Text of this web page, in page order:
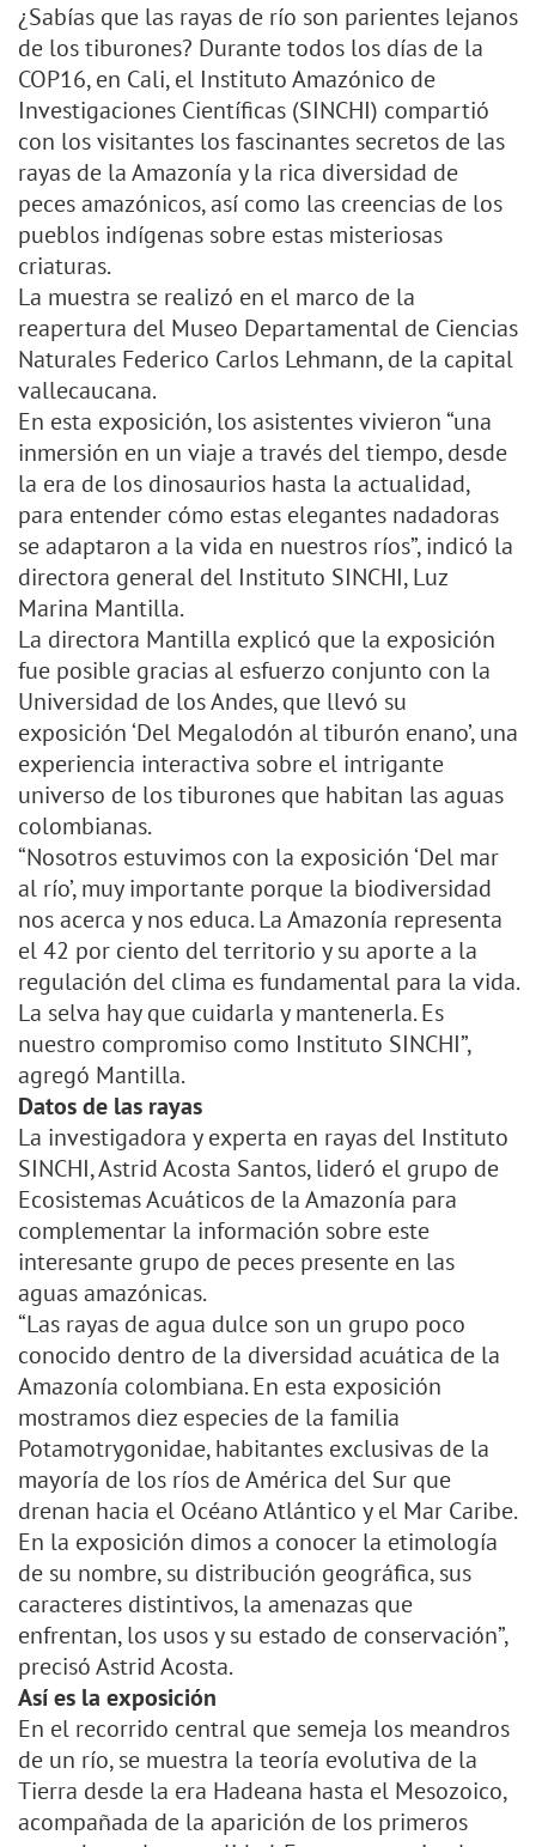
¿Sabías que las rayas de río son parientes lejanos
de los tiburones? Durante todos los días de la
COP16, en Cali, el Instituto Amazónico de
Investigaciones Científicas (SINCHI) compartió
con los visitantes los fascinantes secretos de las
rayas de la Amazonía y la rica diversidad de
peces amazónicos, así como las creencias de los
pueblos indígenas sobre estas misteriosas
criaturas.
La muestra se realizó en el marco de la
reapertura del Museo Departamental de Ciencias
Naturales Federico Carlos Lehmann, de la capital
vallecaucana.
En esta exposición, los asistentes vivieron “una
inmersión en un viaje a través del tiempo, desde
la era de los dinosaurios hasta la actualidad,
para entender cómo estas elegantes nadadoras
se adaptaron a la vida en nuestros ríos”, indicó la
directora general del Instituto SINCHI, Luz
Marina Mantilla.
La directora Mantilla explicó que la exposición
fue posible gracias al esfuerzo conjunto con la
Universidad de los Andes, que llevó su
exposición ‘Del Megalodón al tiburón enano’, una
experiencia interactiva sobre el intrigante
universo de los tiburones que habitan las aguas
colombianas.
“Nosotros estuvimos con la exposición ‘Del mar
al río’, muy importante porque la biodiversidad
nos acerca y nos educa. La Amazonía representa
el 42 por ciento del territorio y su aporte a la
regulación del clima es fundamental para la vida.
La selva hay que cuidarla y mantenerla. Es
nuestro compromiso como Instituto SINCHI”,
agregó Mantilla.
Datos de las rayas
La investigadora y experta en rayas del Instituto
SINCHI, Astrid Acosta Santos, lideró el grupo de
Ecosistemas Acuáticos de la Amazonía para
complementar la información sobre este
interesante grupo de peces presente en las
aguas amazónicas.
“Las rayas de agua dulce son un grupo poco
conocido dentro de la diversidad acuática de la
Amazonía colombiana. En esta exposición
mostramos diez especies de la familia
Potamotrygonidae, habitantes exclusivas de la
mayoría de los ríos de América del Sur que
drenan hacia el Océano Atlántico y el Mar Caribe.
En la exposición dimos a conocer la etimología
de su nombre, su distribución geográfica, sus
caracteres distintivos, la amenazas que
enfrentan, los usos y su estado de conservación”,
precisó Astrid Acosta.
Así es la exposición
En el recorrido central que semeja los meandros
de un río, se muestra la teoría evolutiva de la
Tierra desde la era Hadeana hasta el Mesozoico,
acompañada de la aparición de los primeros